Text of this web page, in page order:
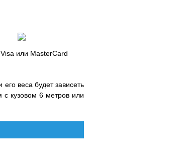
или MasterCard
веса будет зависеть
с кузовом 6 метров или